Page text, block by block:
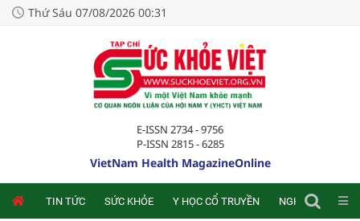
Thứ Sáu 07/08/2026 00:31
E-ISSN 2734 - 9756
P-ISSN 2815 - 6285
VietNam Health MagazineOnline
TIN TỨC SỨC KHỎE Y HỌC CỔ TRUYỀN NGHIÊN CỨU